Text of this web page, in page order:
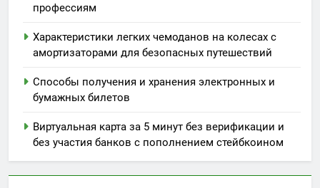
профессиям
Характеристики легких чемоданов на колесах с
амортизаторами для безопасных путешествий
Способы получения и хранения электронных и
бумажных билетов
Виртуальная карта за 5 минут без верификации и
без участия банков с пополнением стейбкоином